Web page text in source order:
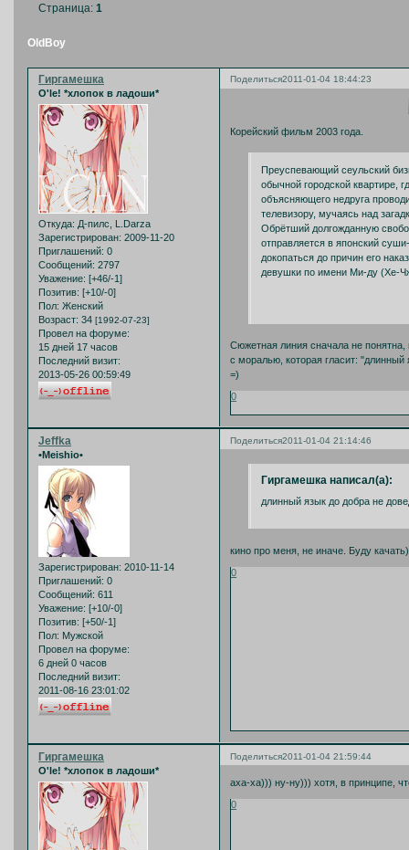
OldBoy
Страница:1
Поделиться2011-01-04 18:44:23
Гиргамешка
O'le! *хлопок в ладоши*
Откуда: Д-пилс, L.Darza
Зарегистрирован: 2009-11-20
Приглашений: 0
Сообщений: 2797
Уважение: [+46/-1]
Позитив: [+10/-0]
Пол: Женский
Возраст: 34 [1992-07-23]
Провел на форуме:
15 дней 17 часов
Последний визит:
2013-05-26 00:59:49
Корейский фильм 2003 года.
Преуспевающий сеульский
обычной городской квартире,
объясняющего недруга
телевизору, мучаясь над
Обрётший долгожданную
отправляется в японский
докопаться до причин его
девушки по имени Ми-ду (Хе-
Сюжетная линия сначала не
с моралью, которая гласит:
=)
0
Поделиться2011-01-04 21:14:46
Jeffka
•Meishio•
Зарегистрирован: 2010-11-14
Приглашений: 0
Сообщений: 611
Уважение: [+10/-0]
Позитив: [+50/-1]
Пол: Мужской
Провел на форуме:
6 дней 0 часов
Последний визит:
2011-08-16 23:01:02
Гиргамешка написал(а):
длинный язык до добра не
кино про меня, не иначе. Буду качать)
0
Поделиться2011-01-04 21:59:44
Гиргамешка
O'le! *хлопок в ладоши*
аха-ха))) ну-ну))) хотя, в принципе,
0